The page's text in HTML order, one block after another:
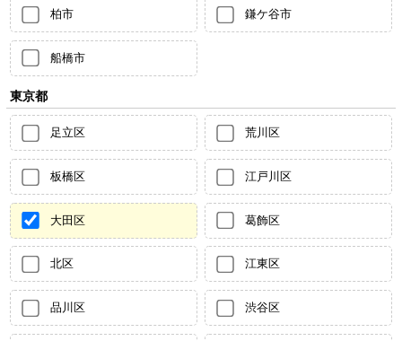
柏市 鎌ケ谷市
船橋市
東京都
足立区 荒川区
板橋区 江戸川区
大田区 葛飾区
北区 江東区
品川区 渋谷区